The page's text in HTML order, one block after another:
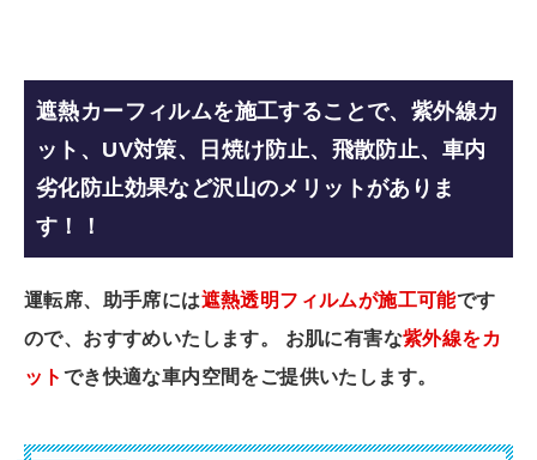
遮熱カーフィルムを施工することで、紫外線カ
ット、UV対策、日焼け防止、飛散防止、車内
劣化防止効果など沢山のメリットがありま
す！！
運転席、助手席には遮熱透明フィルムが施工可能です
ので、おすすめいたします。 お肌に有害な紫外線をカ
ット でき快適な車内空間をご提供いたします。